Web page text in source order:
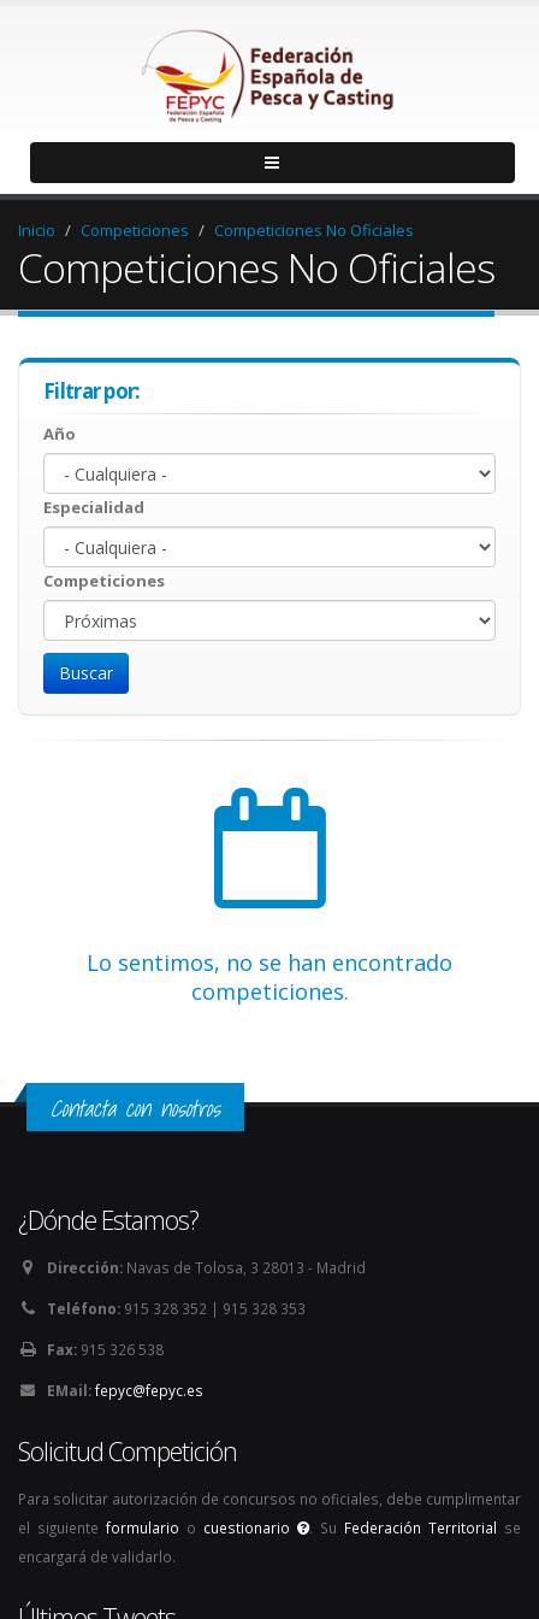
Inicio Competiciones Competiciones No Oficiales
Competiciones No Oficiales
Filtrar por:
Año
Year
Especialidad
Competiciones
Lo sentimos, no se han encontrado
competiciones.
Contacta con nosotros
¿Dónde Estamos?
Dirección: Navas de Tolosa, 3 28013 - Madrid
Teléfono: 915 328 352 | 915 328 353
Fax: 915 326 538
EMail:fepyc@fepyc.es
Solicitud Competición
Para solicitar autorización de concursos no oficiales, debe cumplimentar
el siguiente formulario o cuestionario . Su Federación Territorial se
encargará de validarlo.